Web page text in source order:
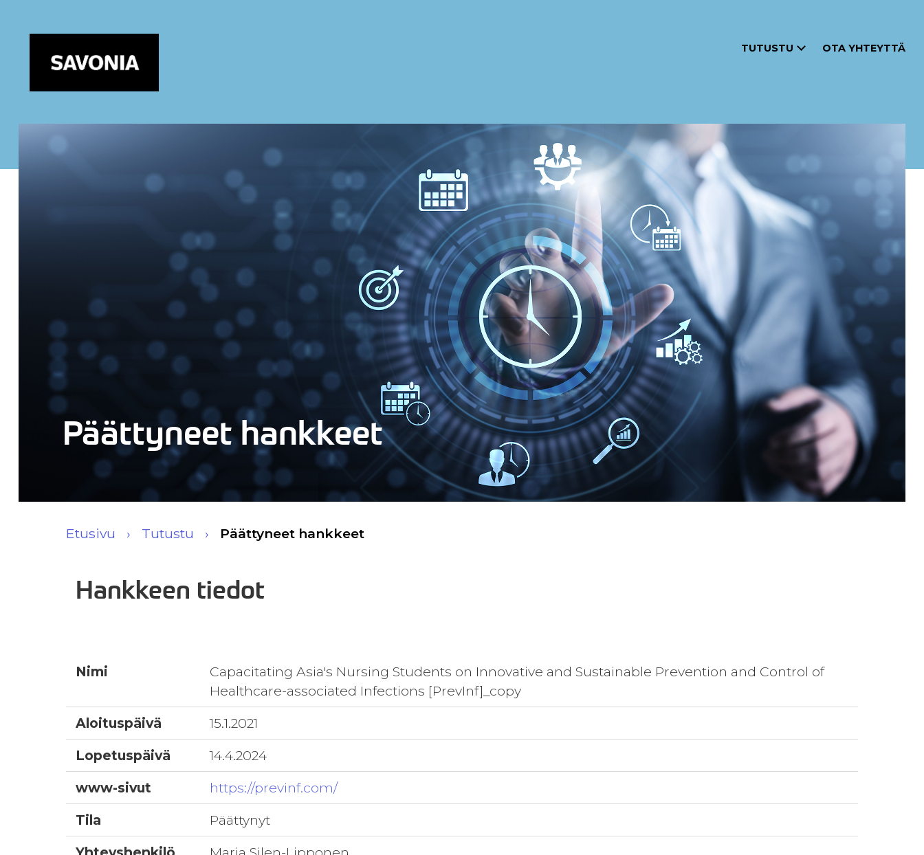
TUTUSTU OTA YHTEYTTÄ
Päättyneet hankkeet
Etusivu Tutustu Päättyneet hankkeet
Hankkeen tiedot
Nimi
Capacitating Asia's Nursing Students on Innovative and Sustainable Prevention and Control of
Healthcare-associated Infections [PrevInf]_copy
Aloituspäivä
15.1.2021
Lopetuspäivä
14.4.2024
www-sivut
https://previnf.com/
Tila
Päättynyt